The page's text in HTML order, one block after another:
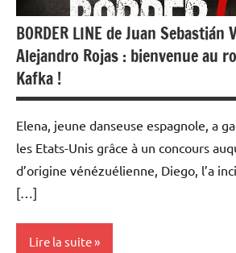
BORDER LINE de Juan Sebastián
Alejandro Rojas : bienvenue au
Kafka !
Elena, jeune danseuse espagnole, a
les Etats-Unis grâce à un concours
d’origine vénézuélienne, Diego, l’a
[…]
Lire la suite